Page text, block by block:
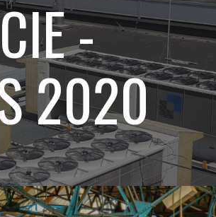
-
2020